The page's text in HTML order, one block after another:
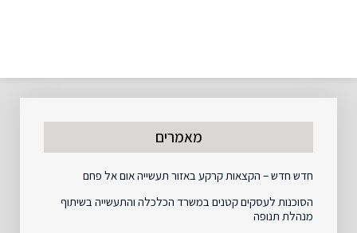
מאמרים
חדש חדש – הקצאות קרקע באזור תעשייה אום אל פחם
הסוכנות לעסקים קטנים במשרד הכלכלה והתעשייה בשיתוף
מנהלת תנופה